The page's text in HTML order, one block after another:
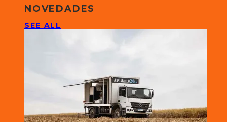
NOVEDADES
SEE ALL